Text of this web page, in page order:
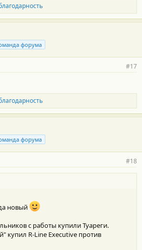
форума
#17
форума
#18
новый
с работы купили Туареги.
купил R-Line Executive против